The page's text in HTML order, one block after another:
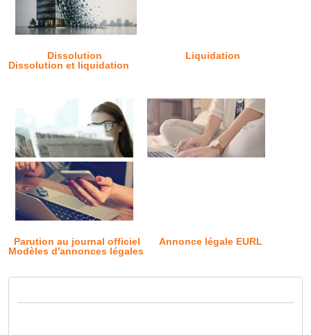
Dissolution
Liquidation
Dissolution et liquidation
Parution au journal officiel
Annonce légale EURL
Modèles d'annonces légales